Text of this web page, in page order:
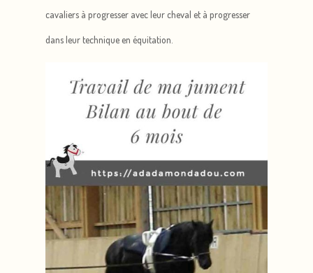
cavaliers à progresser avec leur cheval et à progresser
dans leur technique en équitation.